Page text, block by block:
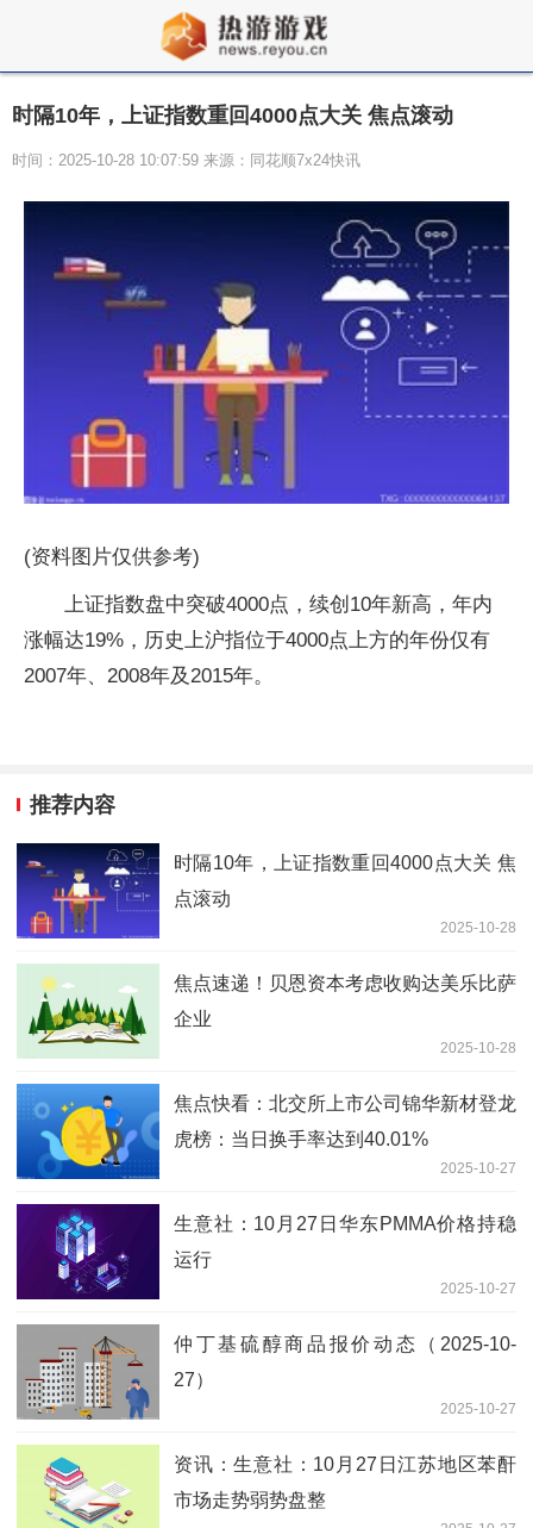
时隔10年，上证指数重回4000点大关 焦点滚动
时间：2025-10-28 10:07:59 来源：同花顺7x24快讯
(资料图片仅供参考)
上证指数盘中突破4000点，续创10年新高，年内
涨幅达19%，历史上沪指位于4000点上方的年份仅有
2007年、2008年及2015年。
推荐内容
时隔10年，上证指数重回4000点大关 焦
点滚动
2025-10-28
焦点速递！贝恩资本考虑收购达美乐比萨
企业
2025-10-28
焦点快看：北交所上市公司锦华新材登龙
虎榜：当日换手率达到40.01%
2025-10-27
生意社：10月27日华东PMMA价格持稳
运行
2025-10-27
仲丁基硫醇商品报价动态（2025-10-
27）
2025-10-27
资讯：生意社：10月27日江苏地区苯酐
市场走势弱势盘整